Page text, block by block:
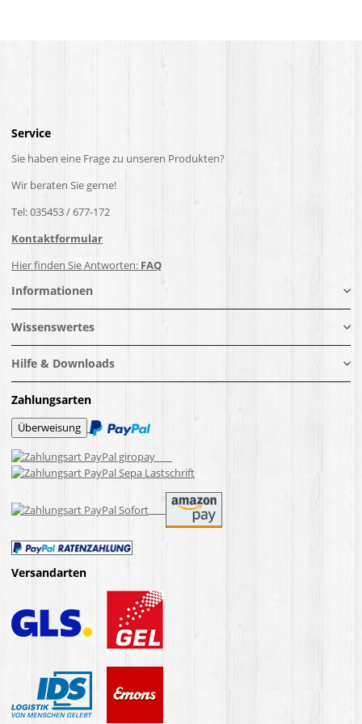
Service
Sie haben eine Frage zu unseren Produkten?
Wir beraten Sie gerne!
Tel: 035453 / 677-172
Kontaktformular
Hier finden Sie Antworten: FAQ
Informationen
Wissenswertes
Hilfe & Downloads
Zahlungsarten
Versandarten